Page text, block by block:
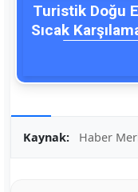
Turistik Doğu
Sıcak
Kaynak: Haber